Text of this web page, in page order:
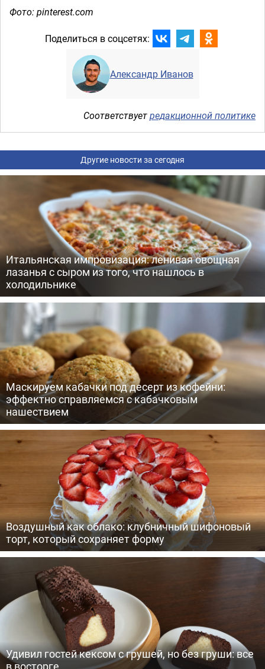
Фото: pinterest.com
Поделиться в соцсетях:
Александр Иванов
Соответствуетредакционной политике
Другие новости за сегодня
Итальянская импровизация: ленивая овощная
лазанья с сыром из того, что нашлось в
холодильнике
Маскируем кабачки под десерт из кофейни:
эффектно справляемся с кабачковым
нашествием
Воздушный как облако: клубничный шифоновый
торт, который сохраняет форму
Удивил гостей кексом с грушей, но без груши: все
в восторге